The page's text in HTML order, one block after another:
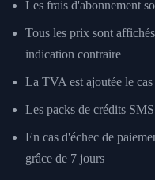
Les frais d'abonnement
Tous les prix sont
indication contraire
La TVA est ajoutée le
Les packs de crédits
En cas d'échec de
grâce de 7 jours